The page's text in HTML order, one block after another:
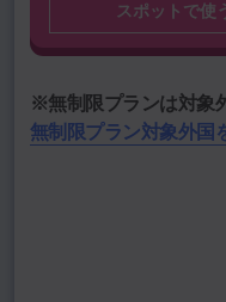
スポットで使
※無制限プランは対象
無制限プラン対象外国
渡航期間を選択